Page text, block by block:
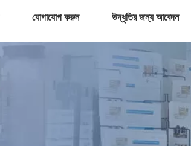
যোগাযোগ করুন উদ্ধৃতির জন্য আবেদন